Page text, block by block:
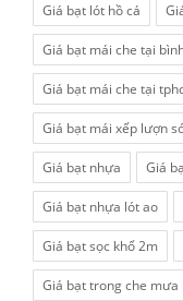
Giá bạt lót hồ cá
Giá bạt mái che tại
Giá bạt mái che tại
Giá bạt mái xếp lượn
Giá bạt nhựa Giá
Giá bạt nhựa lót ao
Giá bạt sọc khổ 2m
Giá bạt trong che mưa